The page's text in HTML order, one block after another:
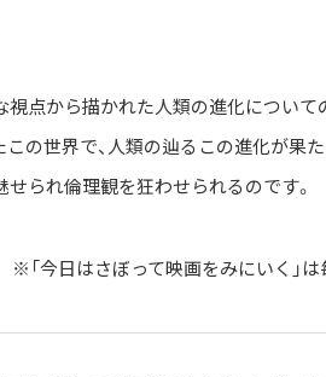
点から描かれた人類の進化につい
の世界で、人類の辿るこの進化が果
られ倫理観を狂わせられるのです。
※「今日はさぼって映画をみにいく」